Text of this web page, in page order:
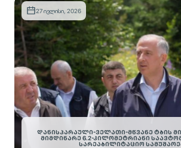
27 ივლისი, 2026
ᲓᲐᲜᲘᲡᲞᲐᲠᲐᲣᲚᲘ-ᲕᲔᲚᲐᲗᲘ-ᲛᲬᲕᲐᲜᲔ ᲢᲑᲘᲡ
ᲛᲘᲛᲓᲘᲜᲐᲠᲔ 6.2-ᲙᲘᲚᲝᲛᲔᲢᲠᲘᲐᲜᲘ
ᲡᲐᲠᲔᲐᲑᲘᲚᲘᲢᲐᲪᲘᲝ